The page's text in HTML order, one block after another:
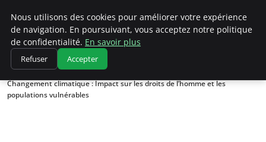
Climatedebtagents
Accueil
Changements climatiques
Changement climatique : Impact sur les droits de l’homme et les
populations vulnérables
Nous utilisons des cookies pour améliorer votre expérience
de navigation. En poursuivant, vous acceptez notre politique
de confidentialité. En savoir plus
Refuser Accepter